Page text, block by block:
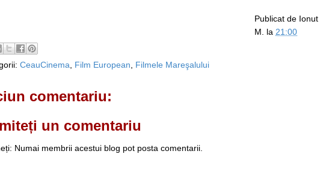
Publicat de Ionut
M.
la 21:00
CeauCinema Film European Filmele Mareşalului
comentariu:
un comentariu
Numai membrii acestui blog pot posta comentarii.